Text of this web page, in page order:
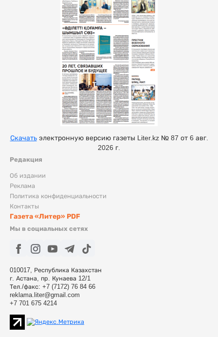
Редакция
Об издании
Реклама
Политика конфиденциальности
Контакты
Газета «Литер» PDF
Мы в социальных сетях
010017, Республика Казахстан
г. Астана, пр. Кунаева 12/1
Тел./факс: +7 (7172) 76 84 66
reklama.liter@gmail.com
+7 701 675 4214
Скачатьэлектронную версию газеты Liter.kz № 87 от 6 авг.
2026 г.